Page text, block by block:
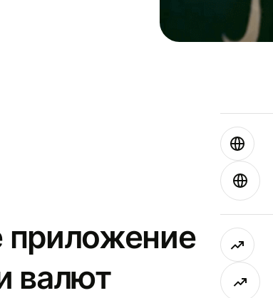
приложение
валют